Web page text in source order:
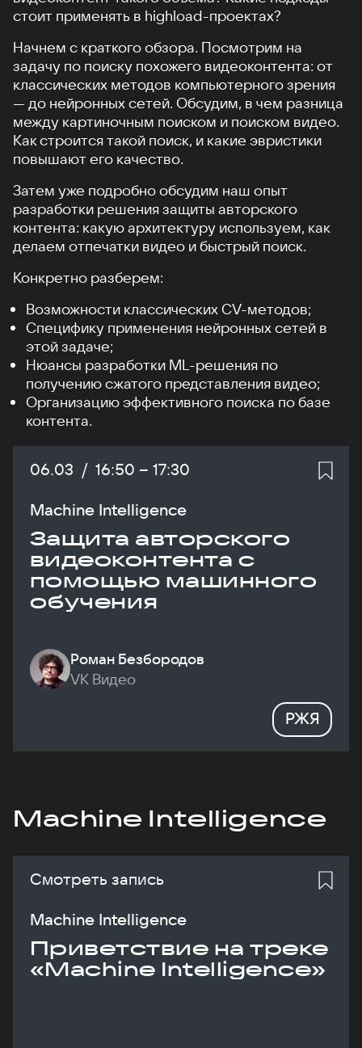
стоит применять в highload-проектах?
Начнем с краткого обзора. Посмотрим на
задачу по поиску похожего видеоконтента: от
классических методов компьютерного зрения
— до нейронных сетей. Обсудим, в чем разница
между картиночным поиском и поиском видео.
Как строится такой поиск, и какие эвристики
повышают его качество.
Затем уже подробно обсудим наш опыт
разработки решения защиты авторского
контента: какую архитектуру используем, как
делаем отпечатки видео и быстрый поиск.
Конкретно разберем:
Возможности классических CV-методов;
Специфику применения нейронных сетей в
этой задаче;
Нюансы разработки ML-решения по
получению сжатого представления видео;
Организацию эффективного поиска по базе
контента.
Дата:
06.03 / Начало:
16:50 – Конец:
17:30
Machine Intelligence
Защита авторского
видеоконтента с
помощью машинного
обучения
Роман Безбородов
VK Видео
РЖЯ
Machine Intelligence
Смотреть запись
Machine Intelligence
Приветствие на треке
«Machine Intelligence»